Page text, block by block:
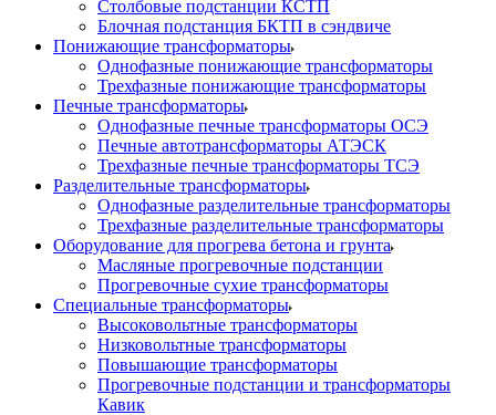
Столбовые подстанции КСТП
Блочная подстанция БКТП в сэндвиче
Понижающие трансформаторы
Однофазные понижающие трансформаторы
Трехфазные понижающие трансформаторы
Печные трансформаторы
Однофазные печные трансформаторы ОСЭ
Печные автотрансформаторы АТЭСК
Трехфазные печные трансформаторы ТСЭ
Разделительные трансформаторы
Однофазные разделительные трансформаторы
Трехфазные разделительные трансформаторы
Оборудование для прогрева бетона и грунта
Масляные прогревочные подстанции
Прогревочные сухие трансформаторы
Специальные трансформаторы
Высоковольтные трансформаторы
Низковольтные трансформаторы
Повышающие трансформаторы
Прогревочные подстанции и трансформаторы
Кавик